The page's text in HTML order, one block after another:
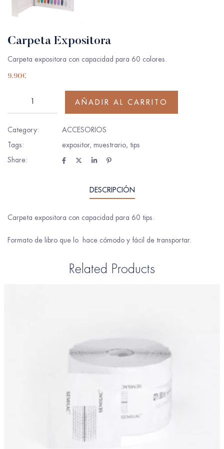
Carpeta Expositora
Carpeta expositora con capacidad para 60 colores.
9.90€
AÑADIR AL CARRITO
Category:
ACCESORIOS
Tags:
expositor, muestrario, tips
Share:
DESCRIPCIÓN
Carpeta expositora con capacidad para 60 tips.
Formato de libro que lo hace cómodo y fácil de transportar.
Related Products